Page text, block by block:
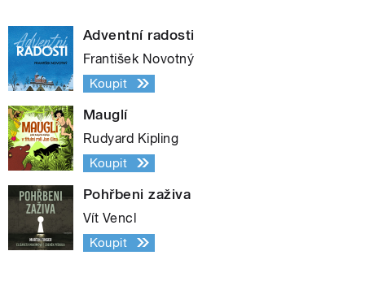
Adventní radosti
František Novotný
Koupit
Mauglí
Rudyard Kipling
Koupit
Pohřbeni zaživa
Vít Vencl
Koupit